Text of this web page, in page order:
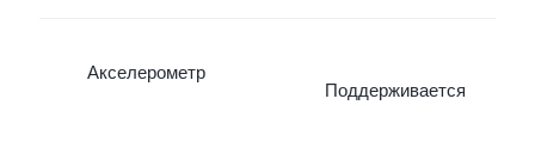
Акселерометр
Поддерживается